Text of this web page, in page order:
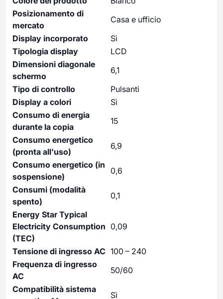
Posizionamento di
mercato
Casa e ufficio
Display incorporato
Sì
Tipologia display
LCD
Dimensioni diagonale
schermo
6,1
Tipo di controllo
Pulsanti
Display a colori
Sì
Consumo di energia
durante la copia
15
Consumo energetico
(pronta all'uso)
6,9
Consumo energetico (in
sospensione)
0,6
Consumi (modalità
spento)
0,1
Energy Star Typical
Electricity Consumption
(TEC)
0,09
Tensione di ingresso AC 100 – 240
Frequenza di ingresso
AC
50/60
Compatibilità sistema
Sì